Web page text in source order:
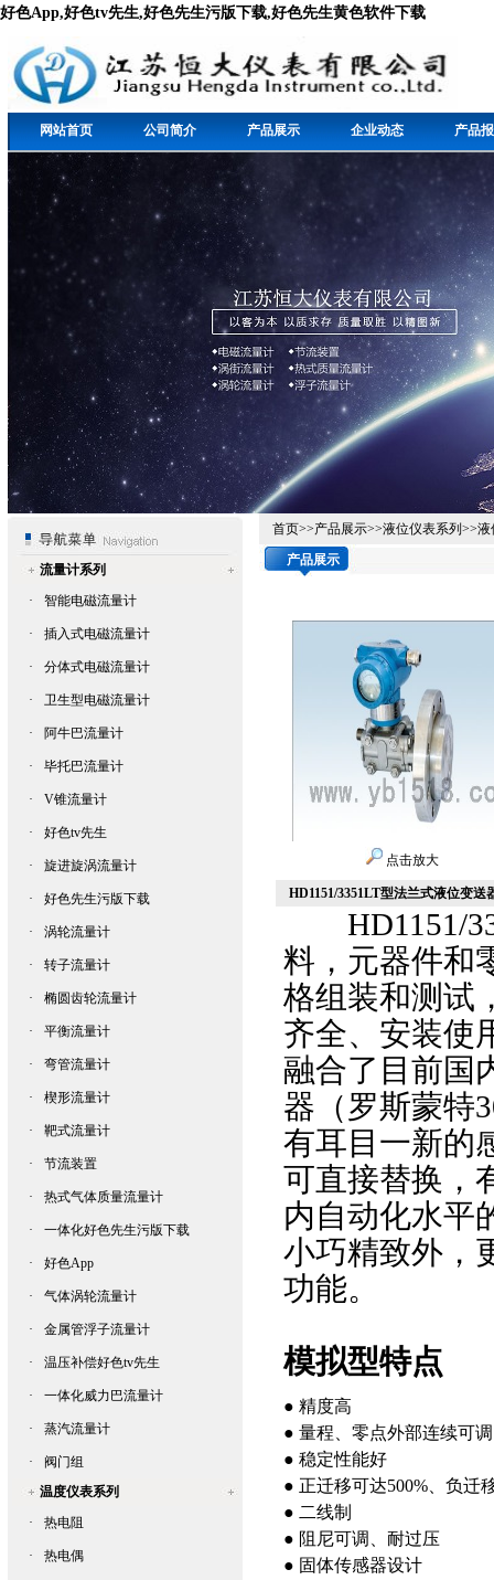
好色App,好色tv先生,好色先生污版下载,好色先生黄色软件下载
网站首页 公司简介 产品展示 企业动态 产品
流量计系列
·
智能电磁流量计
· 插入式电磁流量计
· 分体式电磁流量计
· 卫生型电磁流量计
· 阿牛巴流量计
· 毕托巴流量计
· V锥流量计
· 好色tv先生
· 旋进旋涡流量计
· 好色先生污版下载
· 涡轮流量计
· 转子流量计
· 椭圆齿轮流量计
· 平衡流量计
· 弯管流量计
· 楔形流量计
· 靶式流量计
· 节流装置
· 热式气体质量流量计
· 一体化好色先生污版下载
· 好色App
· 气体涡轮流量计
· 金属管浮子流量计
· 温压补偿好色tv先生
· 一体化威力巴流量计
· 蒸汽流量计
·
阀门组
温度仪表系列
·
热电阻
· 热电偶
首页>>产品展示>>液位仪表系列 >>液
产品展示
点击放大
HD1151/3351LT型法兰式液位变送
HD1151/
料，元器件和
格组装和测试
齐全、安装
融合了目前国
器（罗斯蒙特
有耳目一新的
可直接替换
内自动化水平
小巧精致外
功能。
模拟型特点
● 精度高
● 量程 、零点外部连续可调
● 稳定性能好
● 正迁移可达500%、负迁
● 二线制
● 阻尼可调、耐过压
● 固体传感器设计